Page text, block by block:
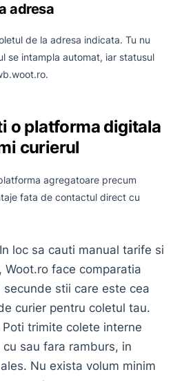
adresa
de la adresa indicata. Tu nu
se intampla automat, iar statusul
o platforma digitala
curierul
agregatoare precum
fata de contactul direct cu
In loc sa cauti manual tarife si
face comparatia
stii care este cea
curier pentru coletul tau.
Poti trimite colete interne
sau fara ramburs, in
Nu exista volum minim